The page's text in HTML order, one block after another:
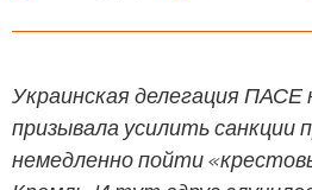
Украинская делегация ПАСЕ
призывала усилить санкции
немедленно пойти